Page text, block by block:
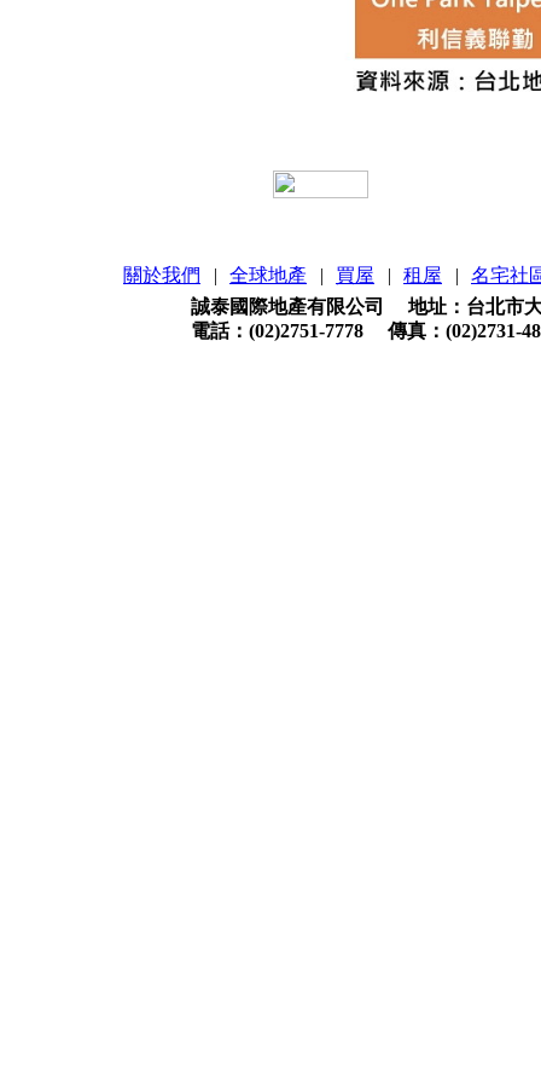
關於我們 | 全球地產 | 買屋 | 租屋 |
名宅社
誠泰國際地產有限公司 地址：台北市
電話：(02)2751-7778 傳真：(02)2731-